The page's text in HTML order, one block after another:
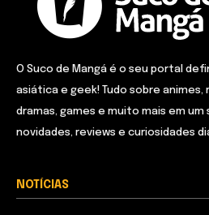
O Suco de Mangá é o seu portal
asiática e geek! Tudo sobre animes,
dramas, games e muito mais em um
novidades, reviews e curiosidades
NOTÍCIAS